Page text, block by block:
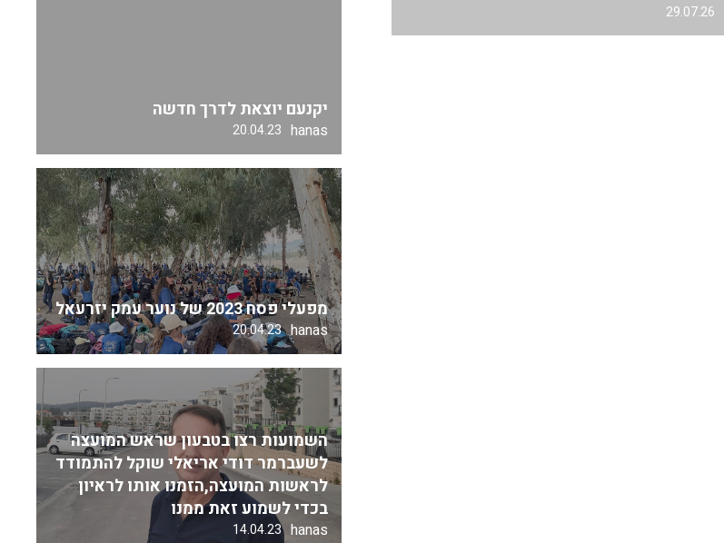
29.07.26
יקנעם יוצאת לדרך חדשה
hanas
20.04.23
מפעלי פסח 2023 של נוער עמק יזרעאל
hanas
20.04.23
השמועות רצו בטבעון שראש המועצה
לשעברמר דודי אריאלי שוקל להתמודד
לראשות המועצה,הזמנו אותו לראיון
בכדי לשמוע זאת ממנו
hanas
14.04.23